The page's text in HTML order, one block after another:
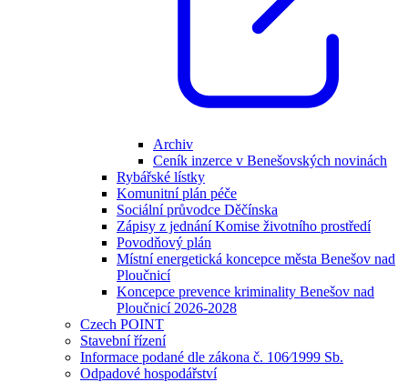
Archiv
Ceník inzerce v Benešovských novinách
Rybářské lístky
Komunitní plán péče
Sociální průvodce Děčínska
Zápisy z jednání Komise životního prostředí
Povodňový plán
Místní energetická koncepce města Benešov nad
Ploučnicí
Koncepce prevence kriminality Benešov nad
Ploučnicí 2026-2028
Czech POINT
Stavební řízení
Informace podané dle zákona č. 106⁄1999 Sb.
Odpadové hospodářství